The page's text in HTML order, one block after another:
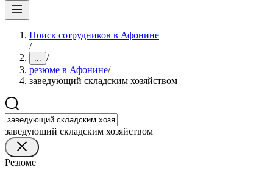
Поиск сотрудников в Афонине
/
... /
резюме в Афонине/
заведующий складским хозяйством
заведующий складским хозяйством
Резюме